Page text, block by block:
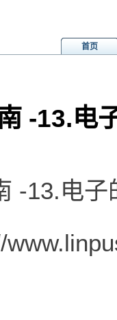
首页
-13.电
-13.电